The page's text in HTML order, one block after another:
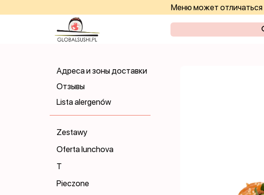
Меню может отличаться
Адреса и зоны доставки
Отзывы
Lista alergenów
Zestawy
Oferta lunchova
T
Pieczone